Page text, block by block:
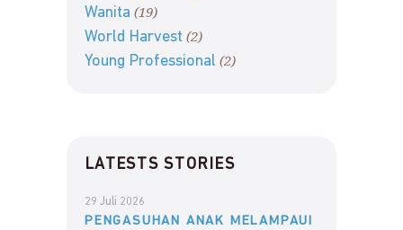
Wanita (19)
World Harvest (2)
Young Professional (2)
LATESTS STORIES
29 Juli 2026
PENGASUHAN ANAK MELAMPAUI